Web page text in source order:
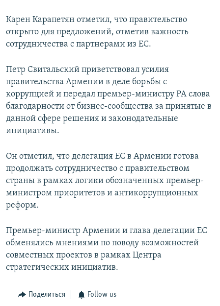
Карен Карапетян отметил, что правительство
открыто для предложений, отметив важность
сотрудничества с партнерами из ЕС.
Петр Свитальский приветствовал усилия
правительства Армении в деле борьбы с
коррупцией и передал премьер-министру РА слова
благодарности от бизнес-сообщества за принятые в
данной сфере решения и законодательные
инициативы.
Он отметил, что делегация ЕС в Армении готова
продолжать сотрудничество с правительством
страны в рамках логики обозначенных премьер-
министром приоритетов и антикоррупционных
реформ.
Премьер-министр Армении и глава делегации ЕС
обменялись мнениями по поводу возможностей
совместных проектов в рамках Центра
стратегических инициатив.
Поделиться Follow us